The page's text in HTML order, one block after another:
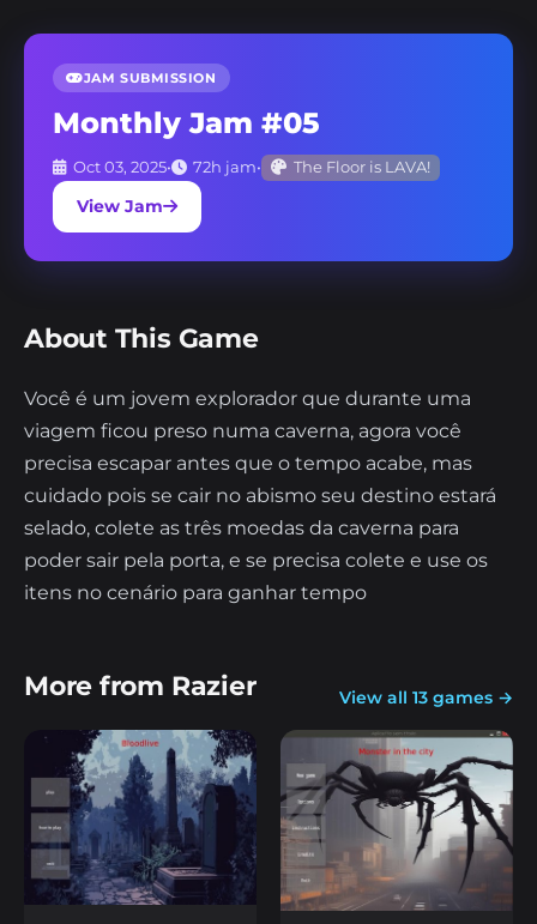
JAM SUBMISSION
Monthly Jam #05
Oct 03, 2025• 72h jam• The Floor is LAVA!
View Jam
About This Game
Você é um jovem explorador que durante uma
viagem ficou preso numa caverna, agora você
precisa escapar antes que o tempo acabe, mas
cuidado pois se cair no abismo seu destino estará
selado, colete as três moedas da caverna para
poder sair pela porta, e se precisa colete e use os
itens no cenário para ganhar tempo
More from Razier View all 13 games →